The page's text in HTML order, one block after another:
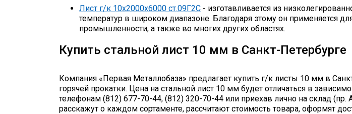
Лист г/к 10х2000х6000 ст.09Г2С - изготавливается из
температур в широком диапазоне. Благодаря этому он применяется
промышленности, а также во многих других областях.
Купить стальной лист 10 мм в Санкт-Петербурге
Компания «Первая Металлобаза» предлагает купить г/к листы 10 мм в
горячей прокатки. Цена на стальной лист 10 мм будет отличаться в
телефонам (812) 677-70-44, (812) 320-70-44 или приехав лично на склад
расскажут о каждом сортаменте, рассчитают стоимость товара, оформят